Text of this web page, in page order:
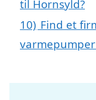
til Hornsyld?
10) Find et